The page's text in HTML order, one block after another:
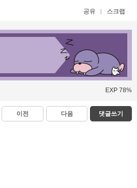
공유 스크랩
EXP 78%
이전 다음 댓글쓰기